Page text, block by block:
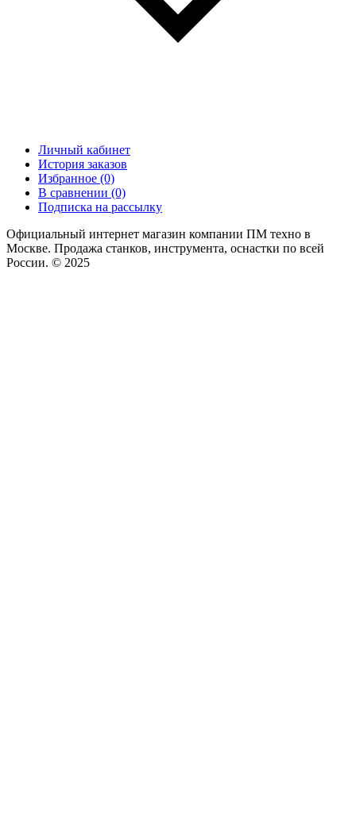
Личный кабинет
История заказов
Избранное (0)
В сравнении (0)
Подписка на рассылку
Официальный интернет магазин компании ПМ техно в
Москве. Продажа станков, инструмента, оснастки по всей
России. © 2025